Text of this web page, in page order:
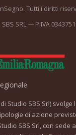
Tutti i diritti
SRL — P.IVA
Studio SBS Srl)
di azione
SBS Srl, con sede